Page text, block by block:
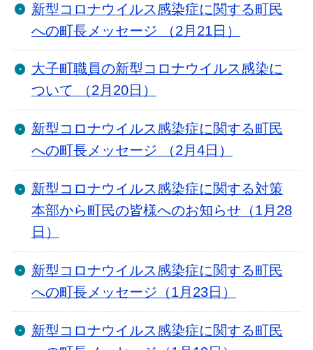
新型コロナウイルス感染症に関する町民
への町長メッセージ （2月21日）
大子町職員の新型コロナウイルス感染に
ついて （2月20日）
新型コロナウイルス感染症に関する町民
への町長メッセージ （2月4日）
新型コロナウイルス感染症に関する対策
本部から町民の皆様へのお知らせ（1月28
日）
新型コロナウイルス感染症に関する町民
への町長メッセージ（1月23日）
新型コロナウイルス感染症に関する町民